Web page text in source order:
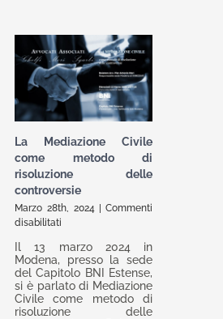
La Mediazione Civile
come metodo di
risoluzione delle
controversie
Marzo 28th, 2024
Commenti
disabilitati
Mediazione
Civile
come
metodo
di
Il 13 marzo 2024 in
Modena, presso la sede
del Capitolo BNI Estense,
si è parlato di Mediazione
Civile come metodo di
risoluzione delle